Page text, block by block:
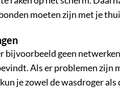
moeten zijn met je
geen
Als er problemen
je zowel de wasdroger